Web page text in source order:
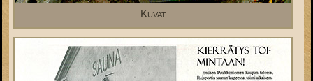
Kuvat